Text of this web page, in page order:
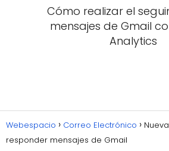
Cómo realizar el
mensajes de Gmail
Analytics
Webespacio Correo Electrónico
responder mensajes de Gmail